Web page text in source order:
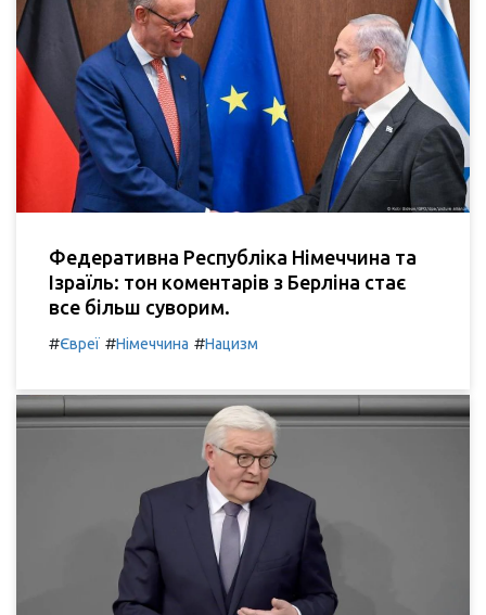
Федеративна Республіка Німеччина та
Ізраїль: тон коментарів з Берліна стає
все більш суворим.
#Євреї #Німеччина #Нацизм